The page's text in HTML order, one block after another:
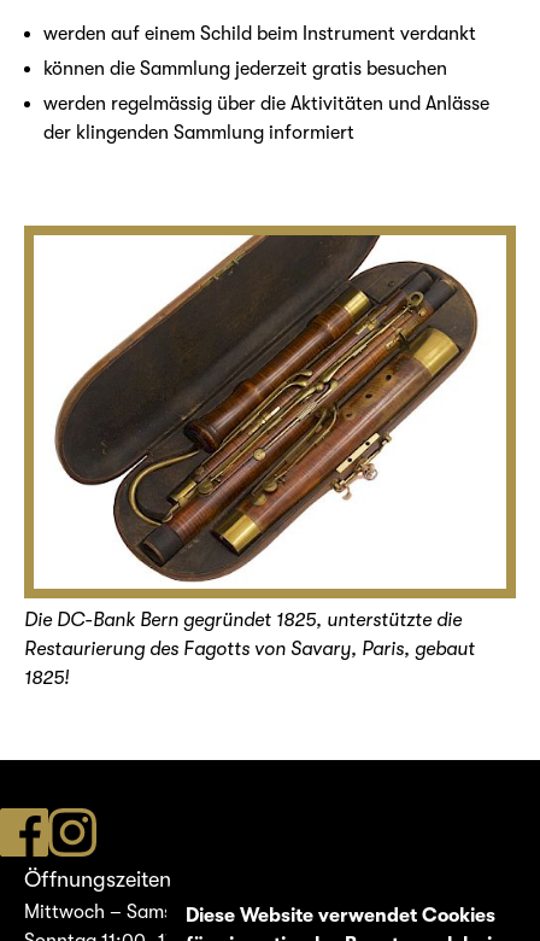
werden auf einem Schild beim Instrument verdankt
können die Sammlung jederzeit gratis besuchen
werden regelmässig über die Aktivitäten und Anlässe
der klingenden Sammlung informiert
Die DC-Bank Bern gegründet 1825, unterstützte die
Restaurierung des Fagotts von Savary, Paris, gebaut
1825!
Öffnungszeiten
Mittwoch – Samstag 14:00–17:00Diese Website verwendet Cookies